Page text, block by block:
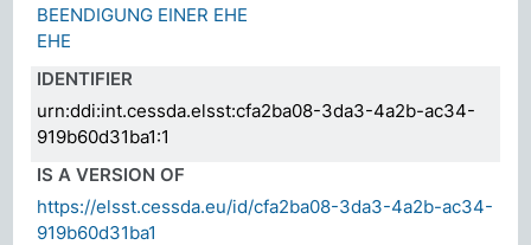
BEENDIGUNG EINER EHE
EHE
IDENTIFIER
urn:ddi:int.cessda.elsst:cfa2ba08-3da3-4a2b-ac34-
919b60d31ba1:1
IS A VERSION OF
https://elsst.cessda.eu/id/cfa2ba08-3da3-4a2b-ac34-
919b60d31ba1